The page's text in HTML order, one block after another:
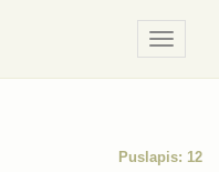
/
Meniu
Puslapis: 12